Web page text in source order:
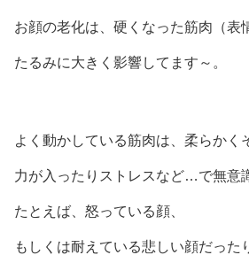
お顔の老化は、硬くなった筋肉（表
たるみに大きく影響してます～。
よく動かしている筋肉は、柔らかく
力が入ったりストレスなど…で無意
たとえば、怒っている顔、
もしくは耐えている悲しい顔だった